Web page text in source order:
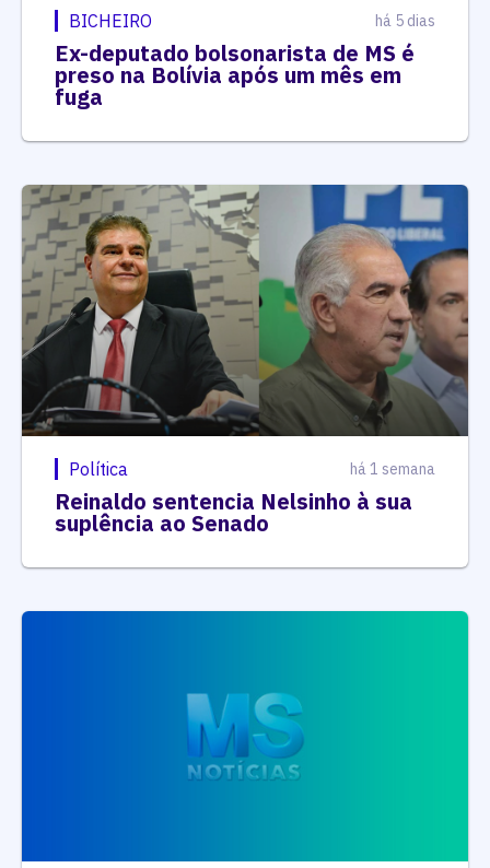
BICHEIRO há 5 dias
Ex-deputado bolsonarista de MS é
preso na Bolívia após um mês em
fuga
Política há 1 semana
Reinaldo sentencia Nelsinho à sua
suplência ao Senado